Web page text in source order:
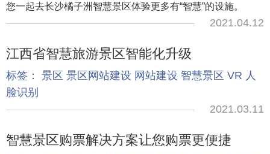
您一起去长沙橘子洲智慧景区体验更多有“智慧”的设施。
2021.04.12
江西省智慧旅游景区智能化升级
标签： 景区 景区网站建设 网站建设 智慧景区 VR 人
脸识别
2021.03.11
智慧景区购票解决方案让您购票更便捷